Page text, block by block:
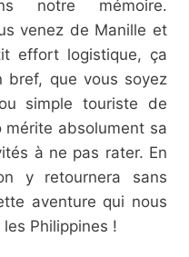
notre mémoire.
venez de Manille et
effort logistique, ça
bref, que vous soyez
simple touriste de
mérite absolument sa
à ne pas rater. En
y retournera sans
aventure qui nous
Philippines !